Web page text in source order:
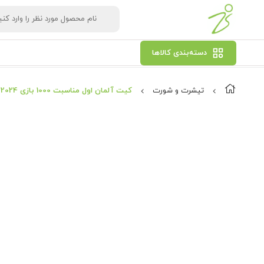
دسته‌بندی کالاها
تیشرت و شورت کیت آلمان اول مناسبت 1000 بازی 2024